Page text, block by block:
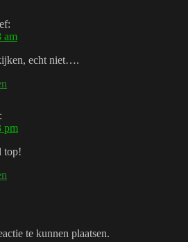
am
echt niet….
pm
top!
te kunnen plaatsen.